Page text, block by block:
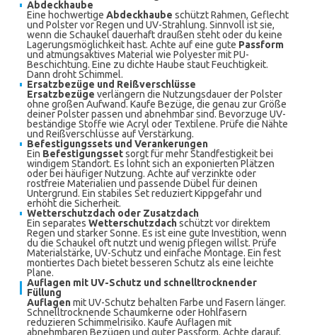
Abdeckhaube
Eine hochwertige Abdeckhaube schützt Rahmen, Geflecht
und Polster vor Regen und UV-Strahlung. Sinnvoll ist sie,
wenn die Schaukel dauerhaft draußen steht oder du keine
Lagerungsmöglichkeit hast. Achte auf eine gute Passform
und atmungsaktives Material wie Polyester mit PU-
Beschichtung. Eine zu dichte Haube staut Feuchtigkeit.
Dann droht Schimmel.
Ersatzbezüge und Reißverschlüsse
Ersatzbezüge verlängern die Nutzungsdauer der Polster
ohne großen Aufwand. Kaufe Bezüge, die genau zur Größe
deiner Polster passen und abnehmbar sind. Bevorzuge UV-
beständige Stoffe wie Acryl oder Textilene. Prüfe die Nähte
und Reißverschlüsse auf Verstärkung.
Befestigungssets und Verankerungen
Ein Befestigungssetsorgt für mehr Standfestigkeit bei
windigem Standort. Es lohnt sich an exponierten Plätzen
oder bei häufiger Nutzung. Achte auf verzinkte oder
rostfreie Materialien und passende Dübel für deinen
Untergrund. Ein stabiles Set reduziert Kippgefahr und
erhöht die Sicherheit.
Wetterschutzdach oder Zusatzdach
Ein separates Wetterschutzdachschützt vor direktem
Regen und starker Sonne. Es ist eine gute Investition, wenn
du die Schaukel oft nutzt und wenig pflegen willst. Prüfe
Materialstärke, UV-Schutz und einfache Montage. Ein fest
montiertes Dach bietet besseren Schutz als eine leichte
Plane.
Auflagen mit UV-Schutz und schnelltrocknender
Füllung
Auflagenmit UV-Schutz behalten Farbe und Fasern länger.
Schnelltrocknende Schaumkerne oder Hohlfasern
reduzieren Schimmelrisiko. Kaufe Auflagen mit
abnehmbaren Bezügen und guter Passform. Achte darauf,